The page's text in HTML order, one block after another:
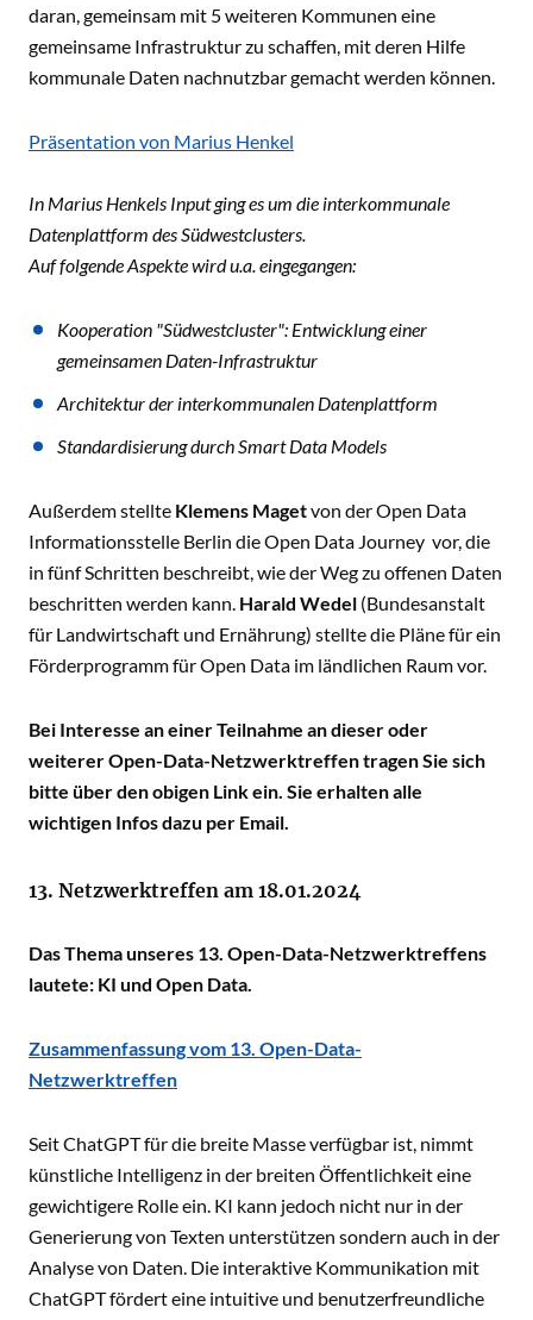
daran, gemeinsam mit 5 weiteren Kommunen eine
gemeinsame Infrastruktur zu schaffen, mit deren Hilfe
kommunale Daten nachnutzbar gemacht werden können.
Präsentation von Marius Henkel
In Marius Henkels Input ging es um die interkommunale
Datenplattform des Südwestclusters.
Auf folgende Aspekte wird u.a. eingegangen:
Kooperation "Südwestcluster": Entwicklung einer
gemeinsamen Daten-Infrastruktur
Architektur der interkommunalen Datenplattform
Standardisierung durch Smart Data Models
Außerdem stellte Klemens Magetvon der Open Data
Informationsstelle Berlin die Open Data Journey vor, die
in fünf Schritten beschreibt, wie der Weg zu offenen Daten
beschritten werden kann. Harald Wedel (Bundesanstalt
für Landwirtschaft und Ernährung) stellte die Pläne für ein
Förderprogramm für Open Data im ländlichen Raum vor.
Bei Interesse an einer Teilnahme an dieser oder
weiterer Open-Data-Netzwerktreffen tragen Sie sich
bitte über den obigen Link ein. Sie erhalten alle
wichtigen Infos dazu per Email.
13. Netzwerktreffen am 18.01.2024
Das Thema unseres 13. Open-Data-Netzwerktreffens
lautete: KI und Open Data.
Zusammenfassung vom 13. Open-Data-
Netzwerktreffen
Seit ChatGPT für die breite Masse verfügbar ist, nimmt
künstliche Intelligenz in der breiten Öffentlichkeit eine
gewichtigere Rolle ein. KI kann jedoch nicht nur in der
Generierung von Texten unterstützen sondern auch in der
Analyse von Daten. Die interaktive Kommunikation mit
ChatGPT fördert eine intuitive und benutzerfreundliche